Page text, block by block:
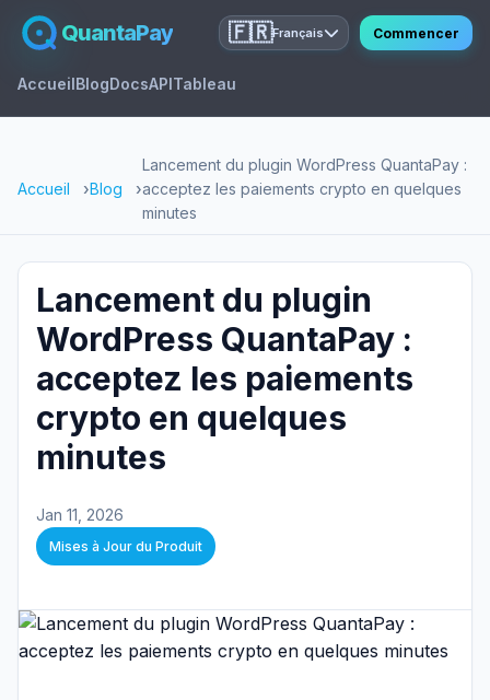
QuantaPay
AccueilBlogDocsAPITableau
🇫🇷Français Commencer
Accueil Blog
Lancement du plugin WordPress QuantaPay :
acceptez les paiements crypto en quelques
minutes
Lancement du plugin
WordPress QuantaPay :
acceptez les paiements
crypto en quelques
minutes
Jan 11, 2026
Mises à Jour du Produit